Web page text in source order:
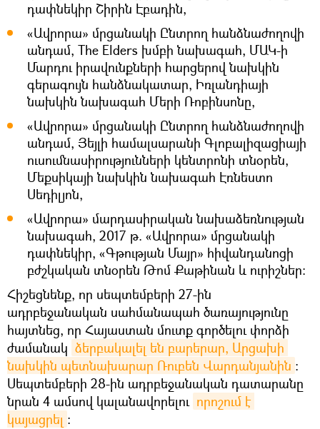
դափնեկիր Շիրին Էբադին,
«Ավրորա» մրցանակի Ընտրող հանձնաժողովի
անդամ, The Elders խմբի նախագահ, ՄԱԿ-ի
Մարդու իրավունքների հարցերով նախկին
գերագույն հանձնակատար, Իռլանդիայի
նախկին նախագահ Մերի Ռոբինսոնը,
«Ավրորա» մրցանակի Ընտրող հանձնաժողովի
անդամ, Յեյլի համալսարանի Գլոբալիզացիայի
ուսումնասիրությունների կենտրոնի տնօրեն,
Մեքսիկայի նախկին նախագահ Էռնեստո
Սեդիլյոն,
«Ավրորա» մարդասիրական նախաձեռնության
նախագահ, 2017 թ. «Ավրորա» մրցանակի
դափնեկիր, «Գթության Մայր» հիվանդանոցի
բժշկական տնօրեն Թոմ Քաթինան և ուրիշներ։
Հիշեցնենք, որ սեպտեմբերի 27-ին
ադրբեջանական սահմանապահ ծառայությունը
հայտնեց, որ Հայաստան մուտք գործելու փորձի
ժամանակ ձերբակալել են բարերար, Արցախի
նախկին պետնախարար Ռուբեն Վարդանյանին ։
Սեպտեմբերի 28-ին ադրբեջանական դատարանը
նրան 4 ամսով կալանավորելու որոշում է
կայացրել ։